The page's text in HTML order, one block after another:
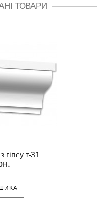
ТОВАРИ
гіпсу т-31